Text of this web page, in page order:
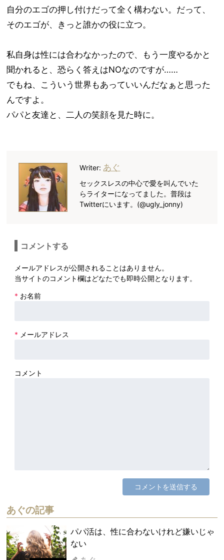
自分のエゴの押し付けだって全く構わない。だって、
そのエゴが、きっと誰かの役に立つ。
私自身は性には合わなかったので、もう一度やるかと
聞かれると、恐らく答えはNOなのですが……
でもね、こういう世界もあっていいんだなぁと思った
んですよ。
パパと友達と、二人の笑顔を見た時に。
Writer: あぐ
セックスレスの中心で愛を叫んでいた
らライターになってました。普段は
Twitterにいます。(@ugly_jonny)
コメントする
メールアドレスが公開されることはありません。
当サイトのコメント欄はどなたでも即時公開となります。
* お名前
* メールアドレス
コメント
あぐの記事
パパ活は、性に合わないけれど嫌いじゃ
ない